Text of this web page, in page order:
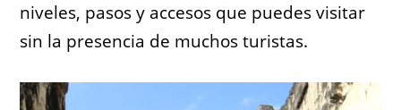
niveles, pasos y accesos que puedes visitar
sin la presencia de muchos turistas.